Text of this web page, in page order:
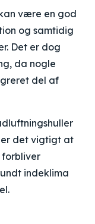
være en god
og samtidig
Det er dog
da nogle
del af
er det vigtigt at
forbliver
indeklima